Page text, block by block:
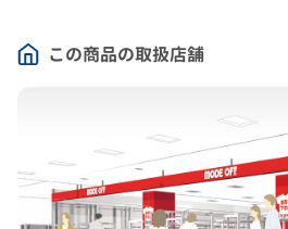
この商品の取扱店舗